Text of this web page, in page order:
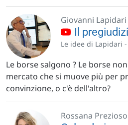
Giovanni Lapidari
Il
Le idee di Lapidari -
Le borse salgono ? Le borse
mercato che si muove più per
convinzione, o c'è dell'altro?
Rossana Prezioso